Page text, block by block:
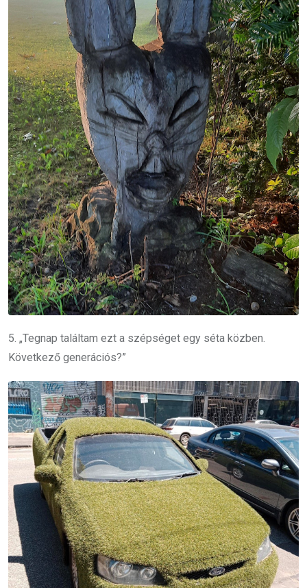
5. „Tegnap találtam ezt a szépséget egy séta közben.
Következő generációs?”